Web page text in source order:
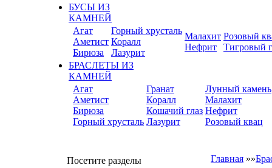
БУСЫ ИЗ
КАМНЕЙ
Агат
Аметист
Бирюза
Горный хрусталь
Коралл
Лазурит
Малахит
Нефрит
Розовый
Тигровый
БРАСЛЕТЫ ИЗ
КАМНЕЙ
Агат
Аметист
Бирюза
Горный хрусталь
Гранат
Коралл
Кошачий глаз
Лазурит
Лунный камень
Малахит
Нефрит
Розовый квац
Посетите разделы
Главная »»